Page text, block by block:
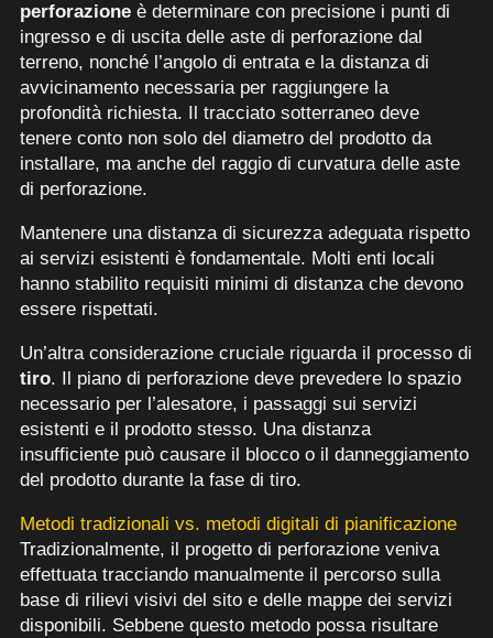
perforazioneè determinare con precisione i punti di
ingresso e di uscita delle aste di perforazione dal
terreno, nonché l’angolo di entrata e la distanza di
avvicinamento necessaria per raggiungere la
profondità richiesta. Il tracciato sotterraneo deve
tenere conto non solo del diametro del prodotto da
installare, ma anche del raggio di curvatura delle aste
di perforazione.
Mantenere una distanza di sicurezza adeguata rispetto
ai servizi esistenti è fondamentale. Molti enti locali
hanno stabilito requisiti minimi di distanza che devono
essere rispettati.
Un’altra considerazione cruciale riguarda il processo di
tiro. Il piano di perforazione deve prevedere lo spazio
necessario per l’alesatore, i passaggi sui servizi
esistenti e il prodotto stesso. Una distanza
insufficiente può causare il blocco o il danneggiamento
del prodotto durante la fase di tiro.
Metodi tradizionali vs. metodi digitali di pianificazione
Tradizionalmente, il progetto di perforazione veniva
effettuata tracciando manualmente il percorso sulla
base di rilievi visivi del sito e delle mappe dei servizi
disponibili. Sebbene questo metodo possa risultare